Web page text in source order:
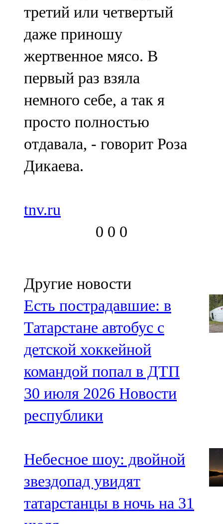
третий или четвертый
даже приношу
жертвенное мясо. В
первый раз взяла
немного себе, а так я
просто полностью
отдавала, - говорит Роза
Дикаева.
tnv.ru
0 0 0
Другие новости
Есть пострадавшие: в
Татарстане автобус с
детской хоккейной
командой попал в ДТП
30 июля 2026 Новости
республики
Небесное шоу: двойной
звездопад увидят
татарстанцы в ночь на 31